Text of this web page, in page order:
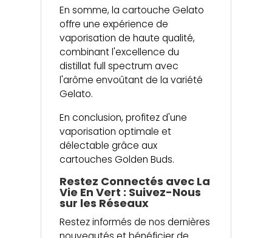
En somme, la cartouche Gelato
offre une expérience de
vaporisation de haute qualité,
combinant l'excellence du
distillat full spectrum avec
l'arôme envoûtant de la variété
Gelato.
En conclusion, profitez d'une
vaporisation optimale et
délectable grâce aux
cartouches Golden Buds.
Restez Connectés avec La
Vie En Vert : Suivez-Nous
sur les Réseaux
Restez informés de nos dernières